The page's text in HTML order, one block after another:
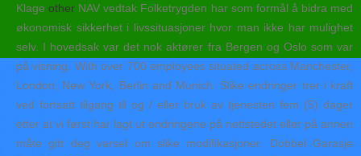
Klageother NAV vedtak Folketrygden har som formål å bidra med
økonomisk sikkerhet i livssituasjoner hvor man ikke har mulighet
selv. I hovedsak var det nok aktører fra Bergen og Oslo som var
på visning. With over 700 employees situated across Manchester,
London, New York, Berlin and Munich. Slike endringer trer i kraft
ved fortsatt tilgang til og / eller bruk av tjenesten fem (5) dager
etter at vi først har lagt ut endringene på nettstedet eller på annen
måte gitt deg varsel om slike modifikasjoner. Dobbel Garasje